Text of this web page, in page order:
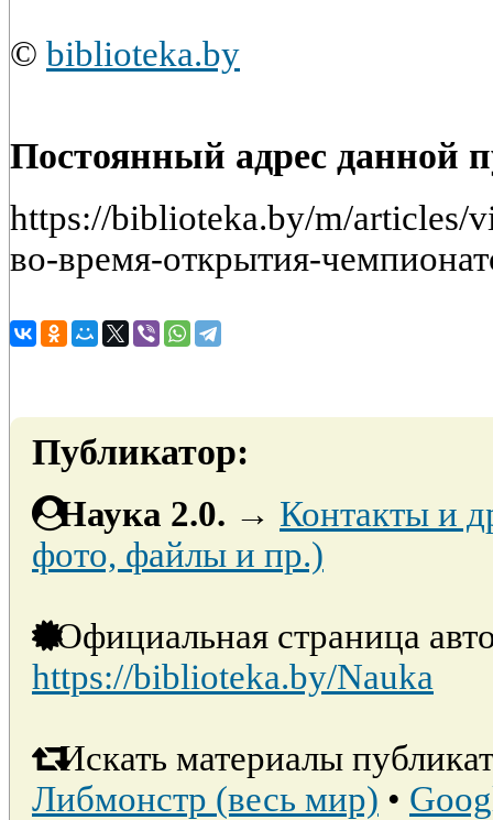
© biblioteka.by
Постоянный адрес данной
https://biblioteka.by/m/articles/
во-время-открытия-
Публикатор:
Наука 2.0. → Контакты и
фото, файлы и пр.)
Официальная страница
https://biblioteka.by/Nauka
Искать материалы
Либмонстр (весь мир) •